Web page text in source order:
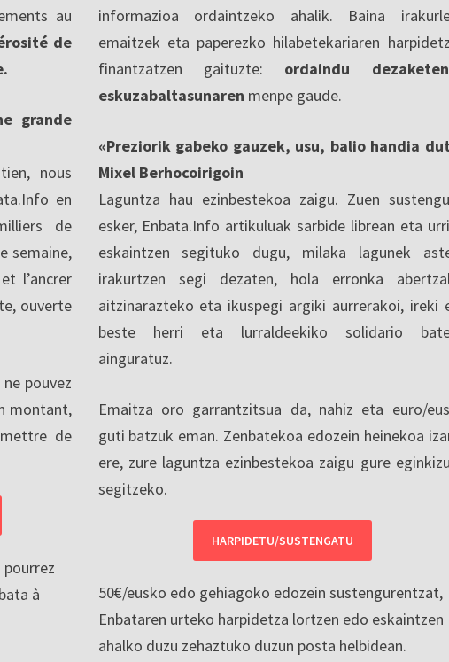
au
de
grande
nous
en
de
semaine,
l’ancrer
ouverte
pouvez
montant,
de
à
informazioa ordaintzeko ahalik. Baina
emaitzek eta paperezko hilabetekariaren
finantzatzen gaituzte: ordaindu
eskuzabaltasunaren menpe gaude.
«Preziorik gabeko gauzek, usu, balio handia
Mixel Berhocoirigoin
Laguntza hau ezinbestekoa zaigu. Zuen
esker, Enbata.Info artikuluak sarbide librean eta
eskaintzen segituko dugu, milaka lagunek
irakurtzen segi dezaten, hola erronka
aitzinarazteko eta ikuspegi argiki aurrerakoi, ireki
beste herri eta lurraldeekiko solidario
ainguratuz.
Emaitza oro garrantzitsua da, nahiz eta euro/
guti batzuk eman. Zenbatekoa edozein heinekoa
ere, zure laguntza ezinbestekoa zaigu gure
segitzeko.
HARPIDETU/SUSTENGATU
50€/eusko edo gehiagoko edozein sustengurentzat,
Enbataren urteko harpidetza lortzen edo eskaintzen
ahalko duzu zehaztuko duzun posta helbidean.